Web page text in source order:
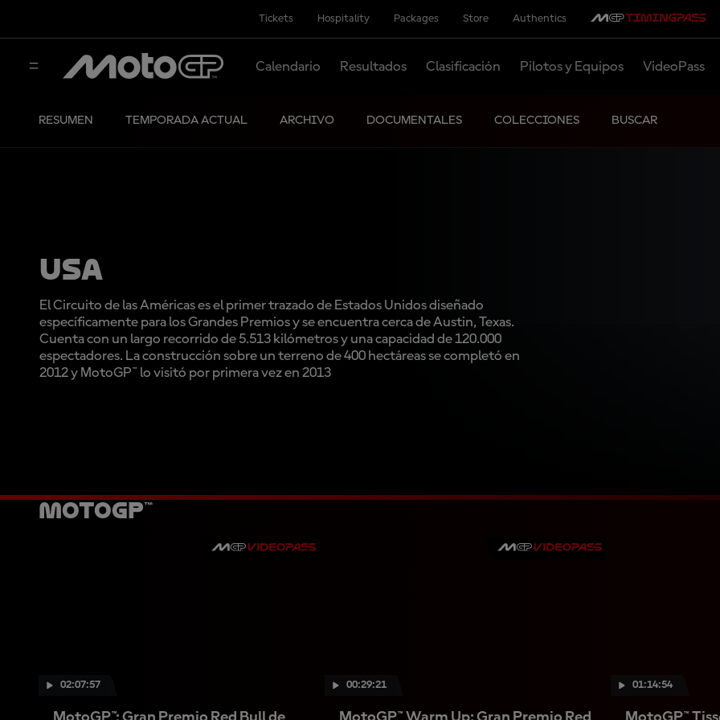
Tickets Hospitality Packages Store Authentics
Calendario Resultados Clasificación Pilotos y Equipos VideoPass
RESUMEN TEMPORADA ACTUAL ARCHIVO DOCUMENTALES COLECCIONES BUSCAR
USA
El Circuito de las Américas es el primer trazado de Estados Unidos diseñado
específicamente para los Grandes Premios y se encuentra cerca de Austin, Texas.
Cuenta con un largo recorrido de 5.513 kilómetros y una capacidad de 120.000
espectadores. La construcción sobre un terreno de 400 hectáreas se completó en
2012 y MotoGP™ lo visitó por primera vez en 2013
MotoGP™
02:07:57 00:29:21 01:14:54